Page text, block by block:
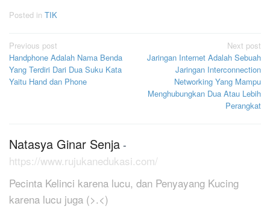
Posted in TIK
Post
navigation
Previous post
Handphone Adalah Nama Benda
Yang Terdiri Dari Dua Suku Kata
Yaitu Hand dan Phone
Next post
Jaringan Internet Adalah Sebuah
Jaringan Interconnection
Networking Yang Mampu
Menghubungkan Dua Atau Lebih
Perangkat
Natasya Ginar Senja -
https://www.rujukanedukasi.com/
Pecinta Kelinci karena lucu, dan Penyayang Kucing
karena lucu juga (>.<)